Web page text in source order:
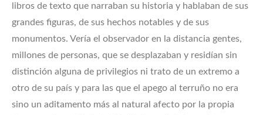
libros de texto que narraban su historia y hablaban de sus
grandes figuras, de sus hechos notables y de sus
monumentos. Vería el observador en la distancia gentes,
millones de personas, que se desplazaban y residían sin
distinción alguna de privilegios ni trato de un extremo a
otro de su país y para las que el apego al terruño no era
sino un aditamento más al natural afecto por la propia